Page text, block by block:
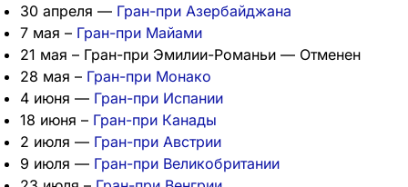
30 апреля — Гран-при Азербайджана
7 мая – Гран-при Майами
21 мая – Гран-при Эмилии-Романьи — Отменен
28 мая – Гран-при Монако
4 июня — Гран-при Испании
18 июня – Гран-при Канады
2 июля — Гран-при Австрии
9 июля — Гран-при Великобритании